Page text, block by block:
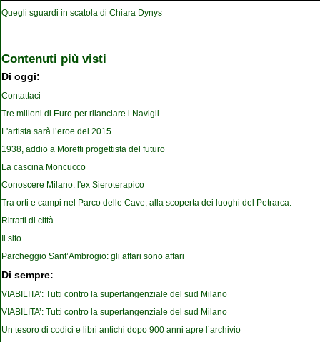
Quegli sguardi in scatola di Chiara Dynys
Contenuti più visti
Di oggi:
Contattaci
Tre milioni di Euro per rilanciare i Navigli
L'artista sarà l’eroe del 2015
1938, addio a Moretti progettista del futuro
La cascina Moncucco
Conoscere Milano: l'ex Sieroterapico
Tra orti e campi nel Parco delle Cave, alla scoperta dei luoghi del Petrarca.
Ritratti di città
Il sito
Parcheggio Sant’Ambrogio: gli affari sono affari
Di sempre:
VIABILITA’: Tutti contro la supertangenziale del sud Milano
VIABILITA’: Tutti contro la supertangenziale del sud Milano
Un tesoro di codici e libri antichi dopo 900 anni apre l’archivio